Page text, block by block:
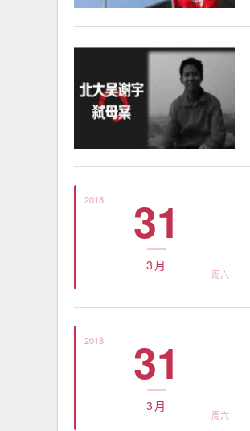
思想聚焦
2018 31
3月
周六
2018 31
3月
周六